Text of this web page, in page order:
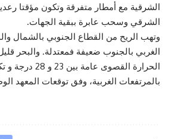
الشرقية مع أمطار متفرقة وتكون مؤقتا
الشرقي وسحب عابرة ببقية الجهات.
وتهب الريح من القطاع الجنوبي بالشمال
الغربي بالجنوب ضعيفة فمعتدلة. والبحر
بالمرتفعات الغربية، وفق توقعات المعهد